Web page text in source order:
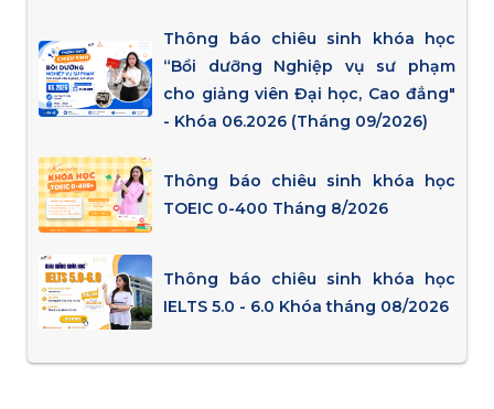
Thông báo chiêu sinh khóa học
“Bồi dưỡng Nghiệp vụ sư phạm
cho giảng viên Đại học, Cao đẳng"
- Khóa 06.2026 (Tháng 09/2026)
Thông báo chiêu sinh khóa học
TOEIC 0-400 Tháng 8/2026
Thông báo chiêu sinh khóa học
IELTS 5.0 - 6.0 Khóa tháng 08/2026